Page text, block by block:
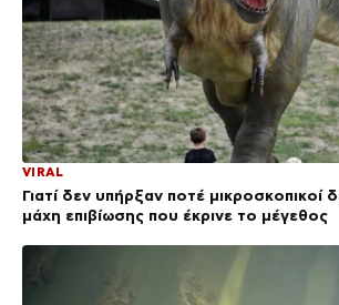
VIRAL
Γιατί δεν υπήρξαν ποτέ μικροσκοπικοί
μάχη επιβίωσης που έκρινε το μέγεθος